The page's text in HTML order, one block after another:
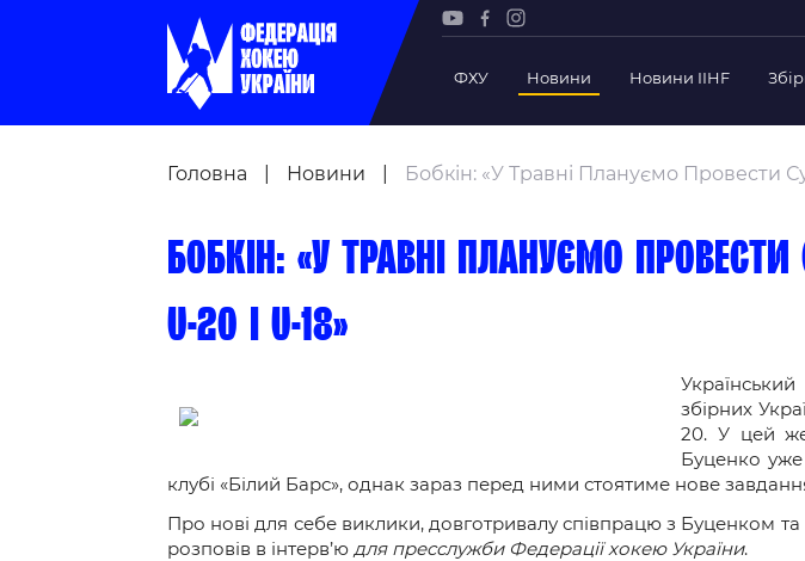
ФХУ
Віце-президенти Федерації
Участь в експерименті
Контакти
Новини Новини IIHF
Головна Новини Бобкін: «У Травні Плануємо Провести
Бобкін: «У травні плануємо
U-20 і U-18»
Український
збірних
20. У цей
Буценко
клубі «Білий Барс», однак зараз перед ними стоятиме нове
Про нові для себе виклики, довготривалу співпрацю з Буценком
розповів в інтерв’ю для пресслужби Федерації хокею України.